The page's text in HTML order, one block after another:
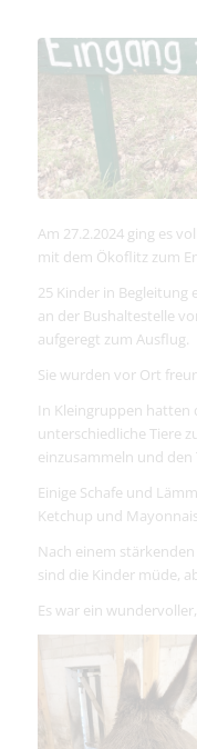
Am 27.2.2024 ging es
mit dem Ökoflitz zum
25 Kinder in Begleitung
an der Bushaltestelle
aufgeregt zum Ausflug.
Sie wurden vor Ort
In Kleingruppen hatten
unterschiedliche Tiere
einzusammeln und den
Einige Schafe und
Ketchup und
Nach einem
sind die Kinder müde,
Es war ein